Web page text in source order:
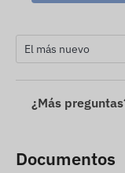
¿Más
Documentos